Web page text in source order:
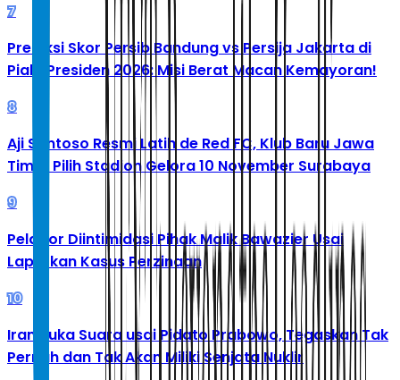
7
Prediksi Skor Persib Bandung vs Persija Jakarta di
Piala Presiden 2026: Misi Berat Macan Kemayoran!
8
Aji Santoso Resmi Latih de Red FC, Klub Baru Jawa
Timur Pilih Stadion Gelora 10 November Surabaya
9
Pelapor Diintimidasi Pihak Malik Bawazier Usai
Laporkan Kasus Perzinaan
10
Iran Buka Suara usai Pidato Prabowo, Tegaskan Tak
Pernah dan Tak Akan Miliki Senjata Nuklir